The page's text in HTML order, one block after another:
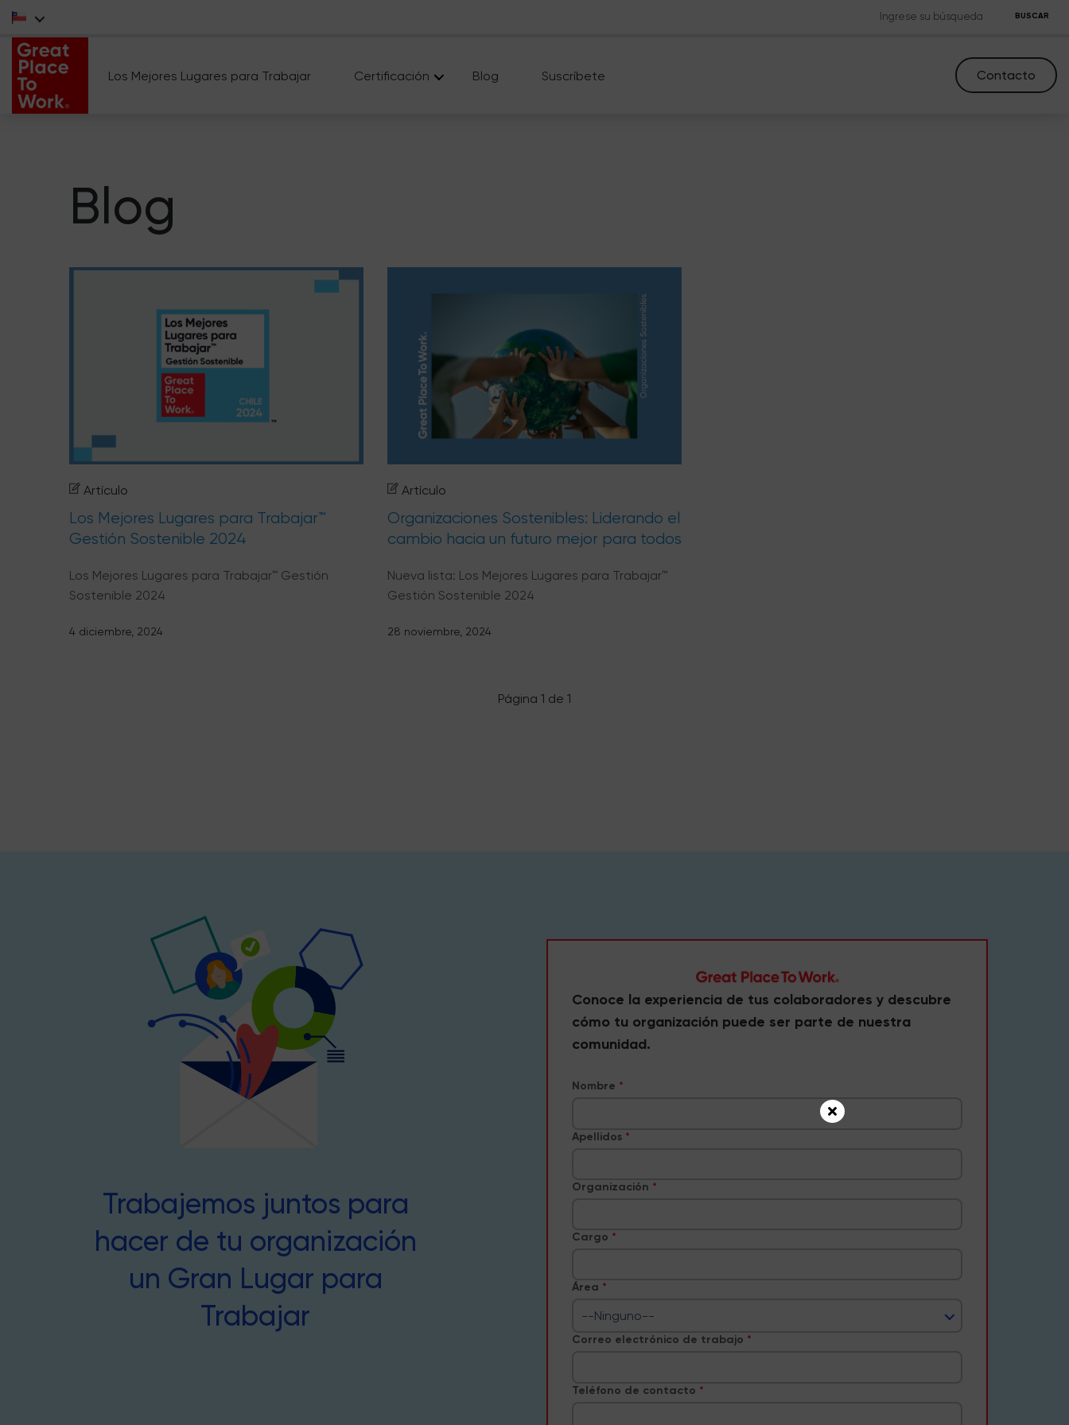
BUSCAR
Los Mejores Lugares para Trabajar Certificación Blog Suscríbete Contacto
Blog
Artículo
Los Mejores Lugares para Trabajar™
Gestión Sostenible 2024
Los Mejores Lugares para Trabajar™ Gestión
Sostenible 2024
4 diciembre, 2024
Artículo
Organizaciones Sostenibles: Liderando el
cambio hacia un futuro mejor para todos
Nueva lista: Los Mejores Lugares para Trabajar™
Gestión Sostenible 2024
28 noviembre, 2024
Página 1 de 1
Trabajemos juntos para
hacer de tu organización
un Gran Lugar para
Trabajar
Conoce la experiencia de tus colaboradores y descubre
cómo tu organización puede ser parte de nuestra
comunidad.
Nombre
Apellidos
Organización
Cargo
Área
--Ninguno--
Correo electrónico de trabajo
Teléfono de contacto